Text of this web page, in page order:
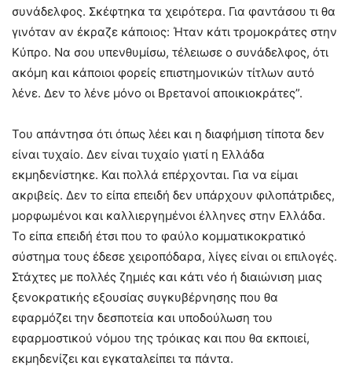
συνάδελφος. Σκέφτηκα τα χειρότερα. Για φαντάσου τι θα
γινόταν αν έκραζε κάποιος: Ήταν κάτι τρομοκράτες στην
Κύπρο. Να σου υπενθυμίσω, τέλειωσε ο συνάδελφος, ότι
ακόμη και κάποιοι φορείς επιστημονικών τίτλων αυτό
λένε. Δεν το λένε μόνο οι Βρετανοί αποικιοκράτες”.
Του απάντησα ότι όπως λέει και η διαφήμιση τίποτα δεν
είναι τυχαίο. Δεν είναι τυχαίο γιατί η Ελλάδα
εκμηδενίστηκε. Και πολλά επέρχονται. Για να είμαι
ακριβείς. Δεν το είπα επειδή δεν υπάρχουν φιλοπάτριδες,
μορφωμένοι και καλλιεργημένοι έλληνες στην Ελλάδα.
Το είπα επειδή έτσι που το φαύλο κομματικοκρατικό
σύστημα τους έδεσε χειροπόδαρα, λίγες είναι οι επιλογές.
Στάχτες με πολλές ζημιές και κάτι νέο ή διαιώνιση μιας
ξενοκρατικής εξουσίας συγκυβέρνησης που θα
εφαρμόζει την δεσποτεία και υποδούλωση του
εφαρμοστικού νόμου της τρόικας και που θα εκποιεί,
εκμηδενίζει και εγκαταλείπει τα πάντα.